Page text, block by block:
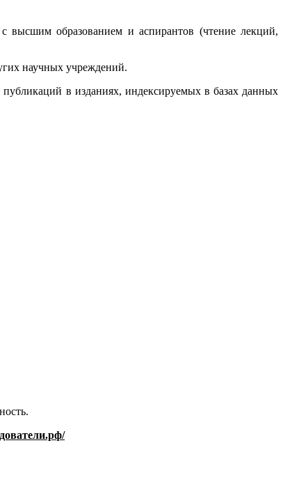
высшим образованием и аспирантов (чтение лекций,
научных учреждений.
в изданиях, индексируемых в базах данных